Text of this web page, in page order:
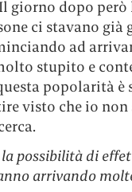
giorno dopo però
ci stavano già
ad
stupito e
popolarità è
visto che io
la possibilità di
arrivando